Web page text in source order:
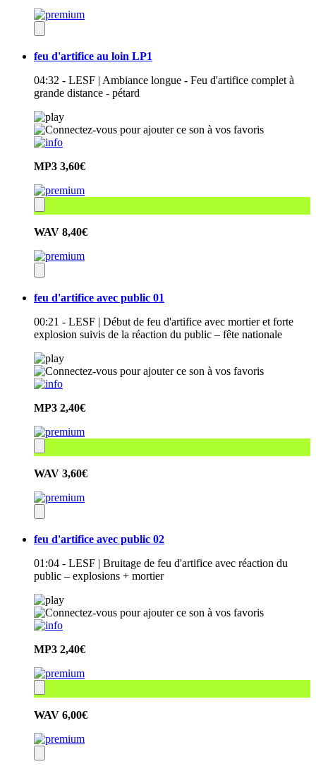
feu d'artifice au loin LP1
04:32 - LESF | Ambiance longue - Feu d'artifice complet à
grande distance - pétard
MP3 3,60€
WAV 8,40€
feu d'artifice avec public 01
00:21 - LESF | Début de feu d'artifice avec mortier et forte
explosion suivis de la réaction du public – fête nationale
MP3 2,40€
WAV 3,60€
feu d'artifice avec public 02
01:04 - LESF | Bruitage de feu d'artifice avec réaction du
public – explosions + mortier
MP3 2,40€
WAV 6,00€